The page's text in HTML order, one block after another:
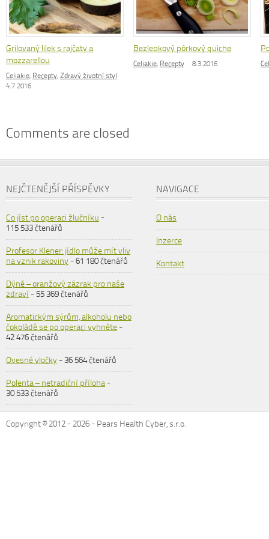
Grilovaný lilek s rajčaty a
mozzarellou
Celiakie, Recepty, Zdravý životní styl
4.7.2016
Bezlepkový pórkový quiche
Celiakie, Recepty 8.3.2016
Comments are closed
NEJČTENĚJŠÍ PŘÍSPĚVKY
Co jíst po operaci žlučníku -
115 533 čtenářů
Profesor Klener: jídlo může mít vliv
na vznik rakoviny- 61 180 čtenářů
Dýně – oranžový zázrak pro naše
zdraví- 55 369 čtenářů
Aromatickým sýrům, alkoholu nebo
čokoládě se po operaci vyhněte-
42 476 čtenářů
Ovesné vločky- 36 564 čtenářů
Polenta – netradiční příloha-
30 533 čtenářů
NAVIGACE
O nás
Inzerce
Kontakt
Copyright © 2012 -2026 - Pears Health Cyber, s.r.o.